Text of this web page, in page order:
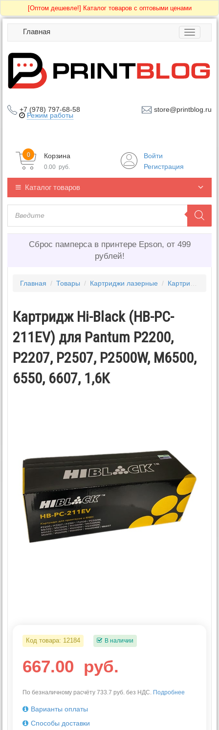
[Оптом дешевле!] Каталог товаров с оптовыми ценами
Toggle
Главная
+7 (978) 797-68-58 store@printblog.ru
Режим работы
Корзина
0
0.00 руб.
Войти
Регистрация
Каталог товаров
Сброс памперса в принтере Epson, от 499
рублей!
Главная / Товары / Картриджи лазерные / Картриджи PANTUM
Картридж Hi-Black (HB-PC-
211EV) для Pantum P2200,
P2207, P2507, P2500W, M6500,
6550, 6607, 1,6К
Код товара: 12184 В наличии
667.00 руб.
По безналичному расчёту 733.7 руб. без НДС. Подробнее
Варианты оплаты
Способы доставки